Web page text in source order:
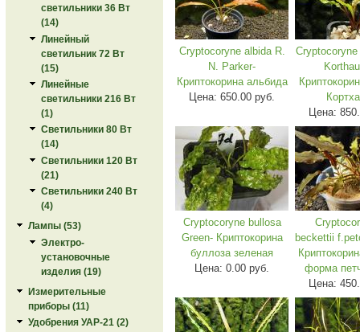
светильники 36 Вт
(14)
Линейный
светильник 72 Вт
(15)
Линейные
светильники 216 Вт
(1)
Светильники 80 Вт
(14)
Светильники 120 Вт
(21)
Светильники 240 Вт
(4)
Лампы (53)
Электро-
установочные
изделия (19)
Измерительные
приборы (11)
Удобрения УАР-21 (2)
Cryptocoryne albida R.
N. Parker-
Криптокорина альбида
Цена:650.00 руб.
Цена:
Cryptocoryne bullosa
Green- Криптокорина
буллоза зеленая
Цена:0.00 руб.
beckettii
форма
Цена: